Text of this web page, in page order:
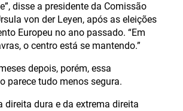
disse a presidente da Comissão
von der Leyen, após as eleições
Europeu no ano passado. “Em
o centro está se mantendo.”
depois, porém, essa
parece tudo menos segura.
direita dura e da extrema direita